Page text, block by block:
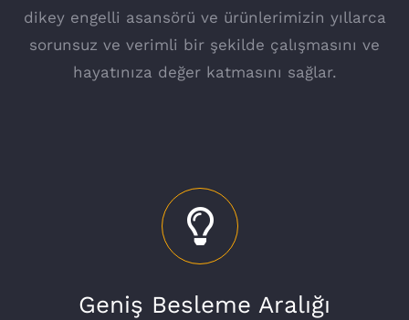
dikey engelli asansörü ve ürünlerimizin yıllarca
sorunsuz ve verimli bir şekilde çalışmasını ve
hayatınıza değer katmasını sağlar.
Geniş Besleme Aralığı